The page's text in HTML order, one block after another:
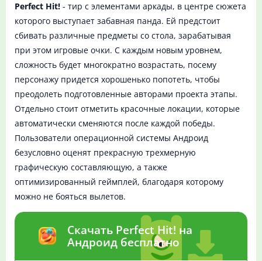
Perfect Hit! - тир с элементами аркады, в центре сюжета
которого выступает забавная панда. Ей предстоит
сбивать различные предметы со стола, зарабатывая
при этом игровые очки. С каждым новым уровнем,
сложность будет многократно возрастать, посему
персонажу придется хорошенько попотеть, чтобы
преодолеть подготовленные авторами проекта этапы.
Отдельно стоит отметить красочные локации, которые
автоматически сменяются после каждой победы.
Пользователи операционной системы Андроид
безусловно оценят прекрасную трехмерную
графическую составляющую, а также
оптимизированный геймплей, благодаря которому
можно не бояться вылетов.
Скачать Perfect Hit! на
Андроид бесплатно